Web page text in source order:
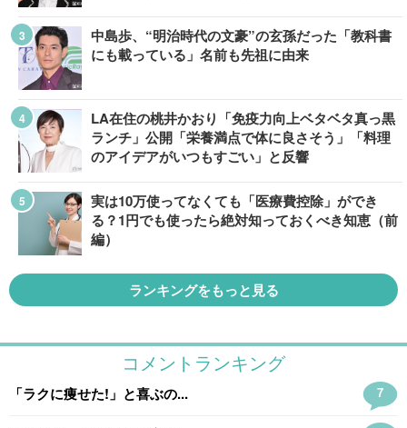
中島歩、“明治時代の文豪”の玄孫だった「教科書
にも載っている」名前も先祖に由来
LA在住の桃井かおり「免疫力向上ベタベタ真っ黒
ランチ」公開「栄養満点で体に良さそう」「料理
のアイデアがいつもすごい」と反響
実は10万使ってなくても「医療費控除」ができ
る？1円でも使ったら絶対知っておくべき知恵（前
編）
ランキングをもっと見る